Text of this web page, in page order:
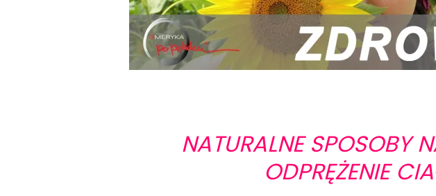
NATURALNE SPOSOBY
ODPRĘŻENIE